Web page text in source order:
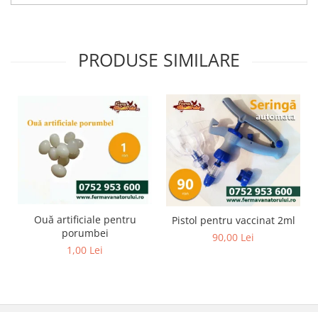
PRODUSE SIMILARE
Ouă artificiale pentru
porumbei
1,00 Lei
Pistol pentru vaccinat 2ml
90,00 Lei